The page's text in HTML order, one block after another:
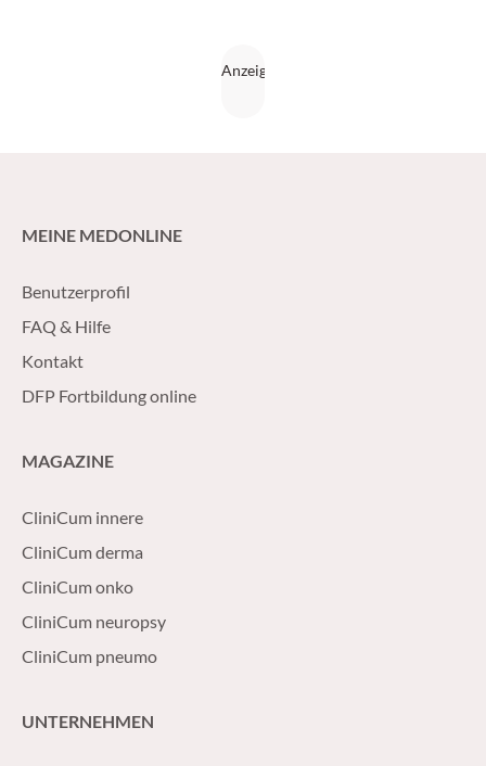
MEINE MEDONLINE
Benutzerprofil
FAQ & Hilfe
Kontakt
DFP Fortbildung online
MAGAZINE
CliniCum innere
CliniCum derma
CliniCum onko
CliniCum neuropsy
CliniCum pneumo
UNTERNEHMEN